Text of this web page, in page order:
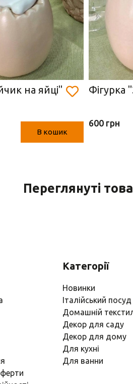
на яйці"
В кошик
Фігурка
600 грн
Переглянуті
Категорії
Новинки
Італійський посуд
Домашній
Декор для саду
Декор для дому
Для кухні
Для ванни